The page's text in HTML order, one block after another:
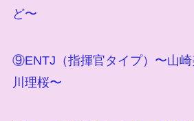
ど〜
⑨ENTJ（指揮官タイプ）〜山崎
川理桜〜